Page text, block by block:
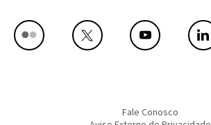
Fale Conosco